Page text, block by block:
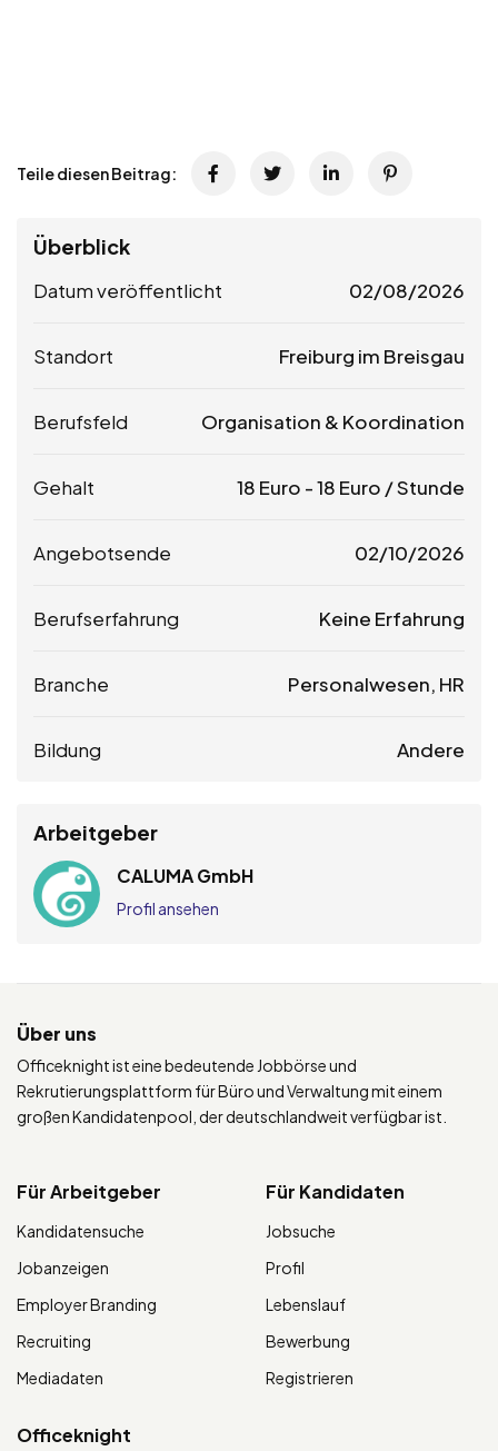
Teile diesen Beitrag:
Überblick
Datum veröffentlicht 02/08/2026
Standort Freiburg im Breisgau
Berufsfeld Organisation & Koordination
Gehalt 18 Euro -18 Euro / Stunde
Angebotsende 02/10/2026
Berufserfahrung Keine Erfahrung
Branche Personalwesen, HR
Bildung Andere
Arbeitgeber
CALUMA GmbH
Profil ansehen
Über uns
Officeknight ist eine bedeutende Jobbörse und
Rekrutierungsplattform für Büro und Verwaltung mit einem
großen Kandidatenpool, der deutschlandweit verfügbar ist.
Für Arbeitgeber
Kandidatensuche
Jobanzeigen
Employer Branding
Recruiting
Mediadaten
Für Kandidaten
Jobsuche
Profil
Lebenslauf
Bewerbung
Registrieren
Officeknight